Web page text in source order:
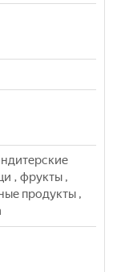
, фрукты ,
продукты ,